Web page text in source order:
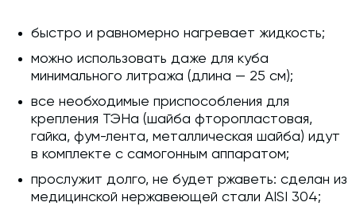
быстро и равномерно нагревает жидкость;
можно использовать даже для куба
минимального литража (длина — 25 см);
все необходимые приспособления для
крепления ТЭНа (шайба фторопластовая,
гайка, фум-лента, металлическая шайба) идут
в комплекте с самогонным аппаратом;
прослужит долго, не будет ржаветь: сделан из
медицинской нержавеющей стали AISI 304;